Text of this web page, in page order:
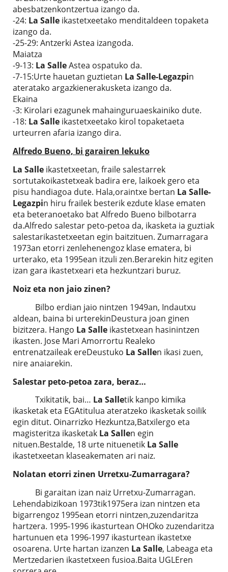
abesbatzenkontzertua izango da.
-24: La Salleikastetxeetako menditaldeen topaketa
izango da.
-25-29: Antzerki Astea izangoda.
Maiatza
-9-13: La SalleAstea ospatuko da.
-7-15:Urte hauetan guztietan La Salle-Legazpin
ateratako argazkienerakusketa izango da.
Ekaina
-3: Kirolari ezagunek mahainguruaeskainiko dute.
-18: La Salleikastetxeetako kirol topaketaeta
urteurren afaria izango dira.
Alfredo Bueno, bi garairen lekuko
La Salleikastetxeetan, fraile salestarrek
sortutakoikastetxeak badira ere, laikoek gero eta
pisu handiagoa dute. Hala,oraintxe bertan La Salle-
Legazpin hiru frailek besterik ezdute klase ematen
eta beteranoetako bat Alfredo Bueno bilbotarra
da.Alfredo salestar peto-petoa da, ikasketa ia guztiak
salestarikastetxeetan egin baitzituen. Zumarragara
1973an etorri zenlehenengoz klase ematera, bi
urterako, eta 1995ean itzuli zen.Berarekin hitz egiten
izan gara ikastetxeari eta hezkuntzari buruz.
Noiz eta non jaio zinen?
Bilbo erdian jaio nintzen 1949an, Indautxu
aldean, baina bi urterekinDeustura joan ginen
bizitzera. Hango La Salleikastetxean hasinintzen
ikasten. Jose Mari Amorrortu Realeko
entrenatzaileak ereDeustuko La Sallen ikasi zuen,
nire anaiarekin.
Salestar peto-petoa zara, beraz…
Txikitatik, bai… La Salletik kanpo kimika
ikasketak eta EGAtitulua ateratzeko ikasketak soilik
egin ditut. Oinarrizko Hezkuntza,Batxilergo eta
magisteritza ikasketak La Sallen egin
nituen.Bestalde, 18 urte nituenetik La Salle
ikastetxeetan klaseakematen ari naiz.
Nolatan etorri zinen Urretxu-Zumarragara?
Bi garaitan izan naiz Urretxu-Zumarragan.
Lehendabizikoan 1973tik1975era izan nintzen eta
bigarrengoz 1995ean etorri nintzen,zuzendaritza
hartzera. 1995-1996 ikasturtean OHOko zuzendaritza
hartunuen eta 1996-1997 ikasturtean ikastetxe
osoarena. Urte hartan izanzen La Salle, Labeaga eta
Mertzedarien ikastetxeen fusioa.Baita UGLEren